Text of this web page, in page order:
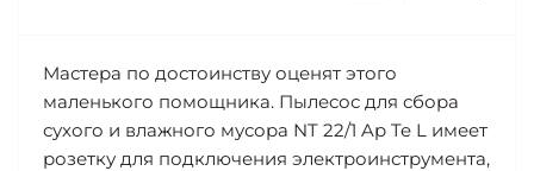
Мастера по достоинству оценят этого
маленького помощника. Пылесос для сбора
сухого и влажного мусора NT 22/1 Ap Te L имеет
розетку для подключения электроинструмента,